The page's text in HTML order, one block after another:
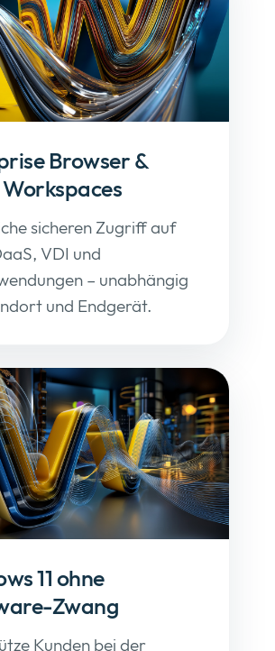
Browser &
sicheren Zugriff auf
VDI und
– unabhängig
und Endgerät.
11 ohne
Zwang
Kunden bei der